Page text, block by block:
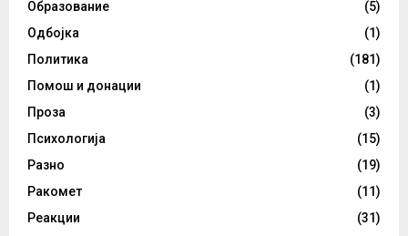
Образование
(5)
Одбојка
(1)
Политика
(181)
Помош и донации
(1)
Проза
(3)
Психологија
(15)
Разно
(19)
Ракомет
(11)
Реакции
(31)